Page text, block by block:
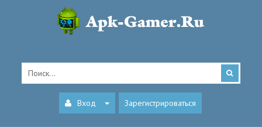
Вход Зарегистрироваться